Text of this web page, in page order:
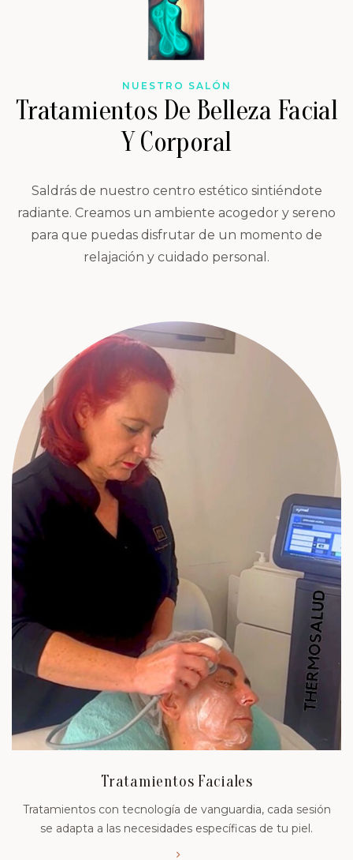
Tratamientos De Belleza Facial
Y Corporal
NUESTRO SALÓN
Saldrás de nuestro centro estético sintiéndote
radiante. Creamos un ambiente acogedor y sereno
para que puedas disfrutar de un momento de
relajación y cuidado personal.
Tratamientos Faciales
Tratamientos con tecnología de vanguardia, cada sesión
se adapta a las necesidades específicas de tu piel.